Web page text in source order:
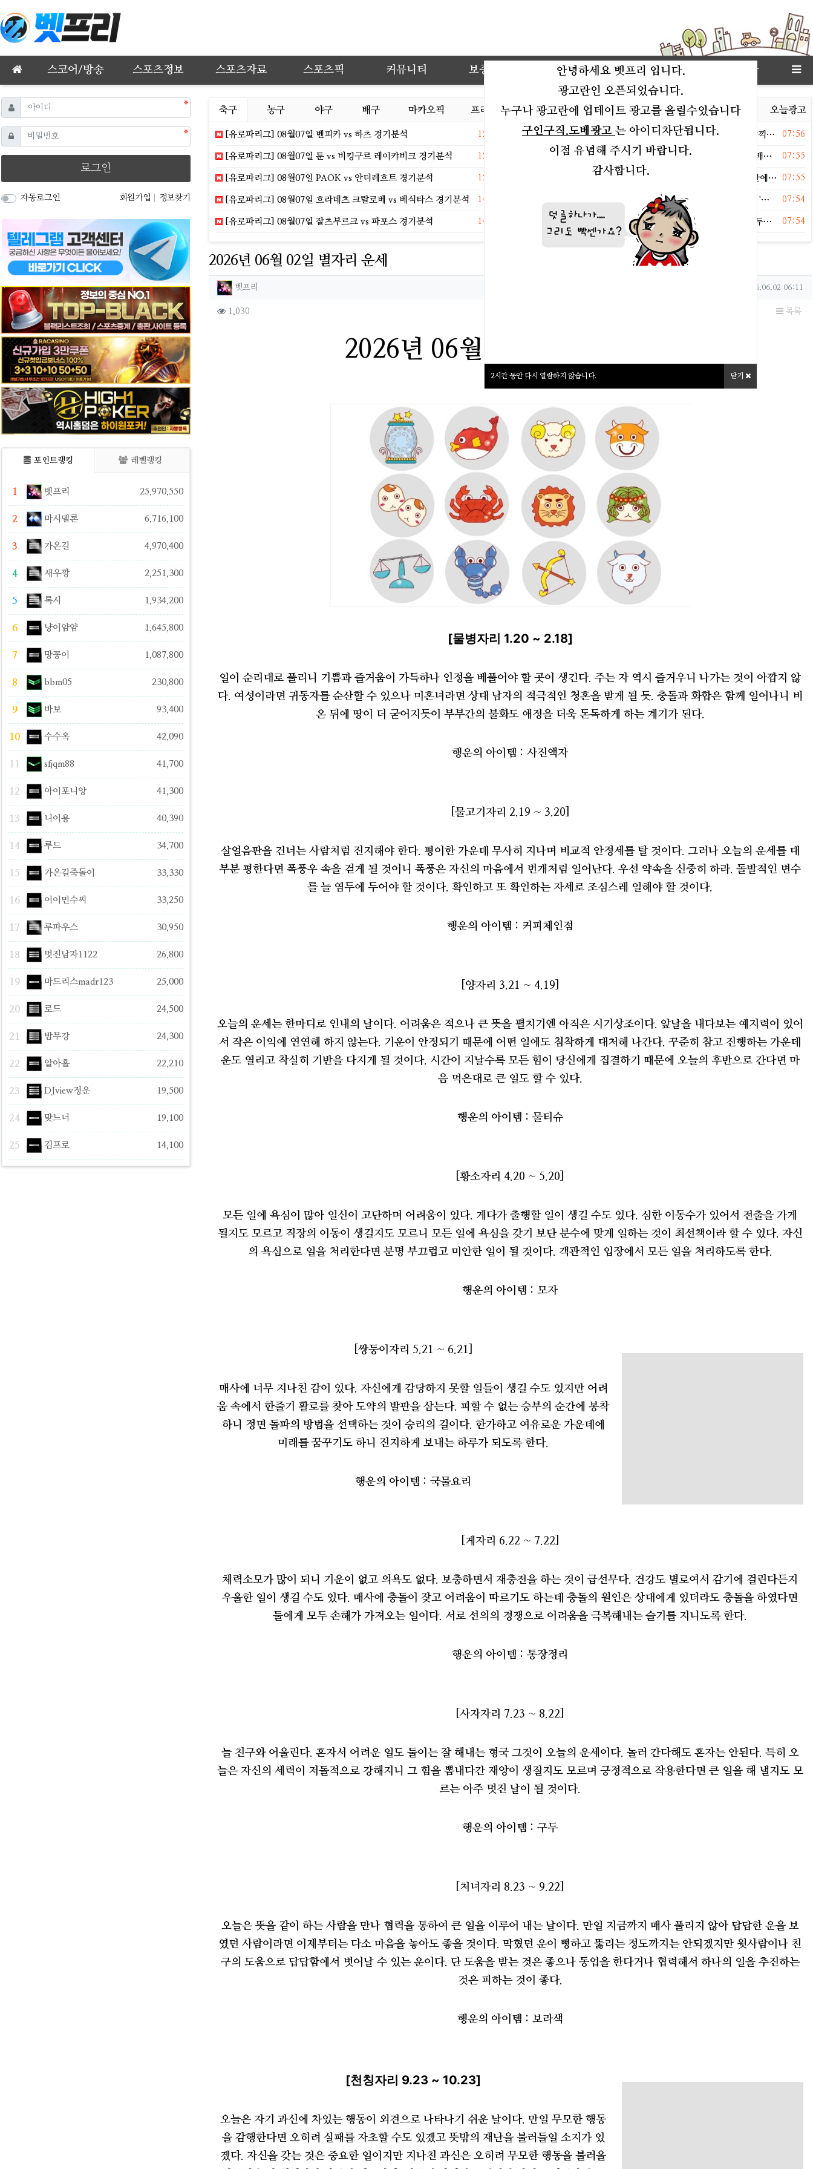
안녕하세요 벳프리 입니다.
광고란인 오픈되었습니다.
누구나 광고란에 업데이트 광고를 올릴수있습니다
구인구직.도베광고 는 아이디차단됩니다.
이점 유념해 주시기 바랍니다.
감사합니다.
2시간 동안 다시 열람하지 않습니다. 닫기
메인 메뉴스코어/방송 스포츠정보 스포츠자료 스포츠픽 커뮤니티 보증업체 고객센타 상점 링크모아
아이디 필수
비밀번호 필수
로그인
자동로그인 회원가입 정보찾기
포인트랭킹 레벨랭킹
1 벳프리 25,970,550
2 마시멜론 6,716,100
3 가온길 4,970,400
4 새우깡 2,251,300
5 록시 1,934,200
6 냥이얌얌 1,645,800
7 망꽁이 1,087,800
8 bbm05 230,800
9 바보 93,400
10 수수옥 42,090
11 sfjqm88 41,700
12 아이포니앙 41,300
13 니이용 40,390
14 루드 34,700
15 가온길죽돌이 33,330
16 어이민수씨 33,250
17 루파우스 30,950
18 멋진남자1122 26,800
19 마드리스madr123 25,000
20 로드 24,500
21 밤무강 24,300
22 알아홀 22,210
23 DJview정운 19,500
24 맞느너 19,100
25 김프로 14,100
축구 농구 야구 배구 마카오픽 프리뷰
등록일
15:00
[유로파리그] 08월07일 벤피카 vs 하츠 경기분석
등록일
15:00
[유로파리그] 08월07일 툰 vs 비킹구르 레이캬비크 경기분석
등록일
15:00
[유로파리그] 08월07일 PAOK vs 안더레흐트 경기분석
등록일
14:59
[유로파리그] 08월07일 흐라데츠 크랄로베 vs 베식타스 경기분석
등록일
14:59
[유로파리그] 08월07일 잘츠부르크 vs 파포스 경기분석
오늘연예 오늘이슈 오늘유머 오늘운세 오늘포토 오늘광고
등록일
07:56
샤이니 키, '나혼산 하차' 7개월 만→38억 전세 자택서 여유 만끽…"김씨네 여름나기" [RE:스타]
등록일
07:55
[공식] '56세' 강호동, 8년 만에 하차했다…"나보다 뛰어난 후배들 믿어" ('대탈출')
등록일
07:55
[단독] "다른 남자 만나고 있어" 황정민, A씨 스토킹 특정 기간에도 연락…1년간 62차례 먼저 전화
등록일
07:54
"인사성 없고 무례했다"…정준원, '태도 논란'→장항준 한마디 '소환'
등록일
07:54
'故 최진실 딸' 최준희, 결혼 세 달 만에 또 성형…전신마취 앞두고 "헤헤 설렌다"
2026년 06월 02일 별자리 운세
작성자 정보
벳프리 작성일
2026.06.02 06:11
컨텐츠 정보
1,030조회 목록
2026년 06월 02일 별자리 운세
[물병자리 1.20 ~ 2.18]
일이 순리대로 풀리니 기쁨과 즐거움이 가득하나 인정을 베풀어야 할 곳이 생긴다. 주는 자 역시 즐거우니 나가는 것이 아깝지 않
다. 여성이라면 귀동자를 순산할 수 있으나 미혼녀라면 상대 남자의 적극적인 청혼을 받게 될 듯. 충돌과 화합은 함께 일어나니 비
온 뒤에 땅이 더 굳어지듯이 부부간의 불화도 애정을 더욱 돈독하게 하는 계기가 된다.
행운의 아이템 : 사진액자
[물고기자리 2.19 ~ 3.20]
살얼음판을 건너는 사람처럼 진지해야 한다. 평이한 가운데 무사히 지나며 비교적 안정세를 탈 것이다. 그러나 오늘의 운세를 대
부분 평한다면 폭풍우 속을 걷게 될 것이니 폭풍은 자신의 마음에서 번개처럼 일어난다. 우선 약속을 신중히 하라. 돌발적인 변수
를 늘 염두에 두어야 할 것이다. 확인하고 또 확인하는 자세로 조심스레 일해야 할 것이다.
행운의 아이템 : 커피체인점
[양자리 3.21 ~ 4.19]
오늘의 운세는 한마디로 인내의 날이다. 어려움은 적으나 큰 뜻을 펼치기엔 아직은 시기상조이다. 앞날을 내다보는 예지력이 있어
서 작은 이익에 연연해 하지 않는다. 기운이 안정되기 때문에 어떤 일에도 침착하게 대처해 나간다. 꾸준히 참고 진행하는 가운데
운도 열리고 착실히 기반을 다지게 될 것이다. 시간이 지날수록 모든 힘이 당신에게 집결하기 때문에 오늘의 후반으로 간다면 마
음 먹은대로 큰 일도 할 수 있다.
행운의 아이템 : 물티슈
[황소자리 4.20 ~ 5.20]
모든 일에 욕심이 많아 일신이 고단하며 어려움이 있다. 게다가 출행할 일이 생길 수도 있다. 심한 이동수가 있어서 전출을 가게
될지도 모르고 직장의 이동이 생길지도 모르니 모든 일에 욕심을 갖기 보단 분수에 맞게 일하는 것이 최선책이라 할 수 있다. 자신
의 욕심으로 일을 처리한다면 분명 부끄럽고 미안한 일이 될 것이다. 객관적인 입장에서 모든 일을 처리하도록 한다.
행운의 아이템 : 모자
[쌍둥이자리 5.21 ~ 6.21]
매사에 너무 지나친 감이 있다. 자신에게 감당하지 못할 일들이 생길 수도 있지만 어려
움 속에서 한줄기 활로를 찾아 도약의 발판을 삼는다. 피할 수 없는 승부의 순간에 봉착
하니 정면 돌파의 방법을 선택하는 것이 승리의 길이다. 한가하고 여유로운 가운데에
미래를 꿈꾸기도 하니 진지하게 보내는 하루가 되도록 한다.
행운의 아이템 : 국물요리
[게자리 6.22 ~ 7.22]
체력소모가 많이 되니 기운이 없고 의욕도 없다. 보충하면서 재충전을 하는 것이 급선무다. 건강도 별로여서 감기에 걸린다든지
우울한 일이 생길 수도 있다. 매사에 충돌이 잦고 어려움이 따르기도 하는데 충돌의 원인은 상대에게 있더라도 충돌을 하였다면
둘에게 모두 손해가 가져오는 일이다. 서로 선의의 경쟁으로 어려움을 극복해내는 슬기를 지니도록 한다.
행운의 아이템 : 통장정리
[사자자리 7.23 ~ 8.22]
늘 친구와 어울린다. 혼자서 어려운 일도 둘이는 잘 해내는 형국 그것이 오늘의 운세이다. 놀러 간다해도 혼자는 안된다. 특히 오
늘은 자신의 세력이 저돌적으로 강해지니 그 힘을 뽐내다간 재앙이 생질지도 모르며 긍정적으로 작용한다면 큰 일을 해 낼지도 모
르는 아주 멋진 날이 될 것이다.
행운의 아이템 : 구두
[처녀자리 8.23 ~ 9.22]
오늘은 뜻을 같이 하는 사람을 만나 협력을 통하여 큰 일을 이루어 내는 날이다. 만일 지금까지 매사 풀리지 않아 답답한 운을 보
였던 사람이라면 이제부터는 다소 마음을 놓아도 좋을 것이다. 막혔던 운이 뻥하고 뚫리는 정도까지는 안되겠지만 윗사람이나 친
구의 도움으로 답답함에서 벗어날 수 있는 운이다. 단 도움을 받는 것은 좋으나 동업을 한다거나 협력해서 하나의 일을 추진하는
것은 피하는 것이 좋다.
행운의 아이템 : 보라색
[천칭자리 9.23 ~ 10.23]
오늘은 자기 과신에 차있는 행동이 외견으로 나타나기 쉬운 날이다. 만일 무모한 행동
을 감행한다면 오히려 실패를 자초할 수도 있겠고 뜻밖의 재난을 불러들일 소지가 있
겠다. 자신을 갖는 것은 중요한 일이지만 지나친 과신은 오히려 무모한 행동을 불러올